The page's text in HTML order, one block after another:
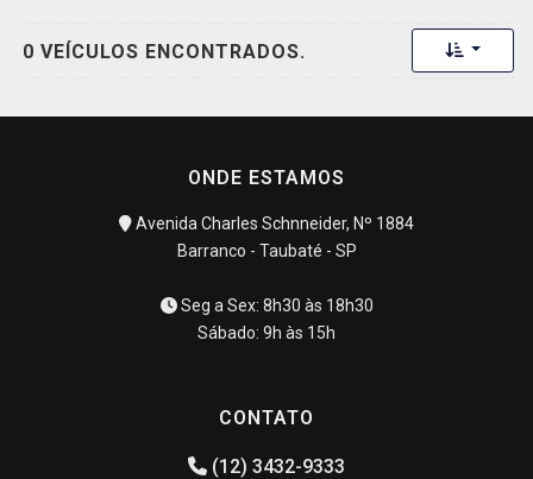
0 VEÍCULOS ENCONTRADOS. Toggle
ONDE ESTAMOS
Avenida Charles Schnneider, Nº 1884
Barranco - Taubaté - SP
Seg a Sex: 8h30 às 18h30
Sábado: 9h às 15h
CONTATO
(12) 3432-9333